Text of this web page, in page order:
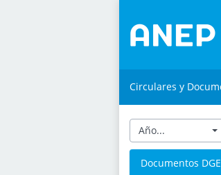
Circulares y
Año...
Documentos